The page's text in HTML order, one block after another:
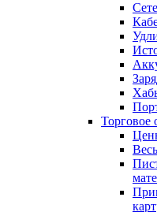
Торговое